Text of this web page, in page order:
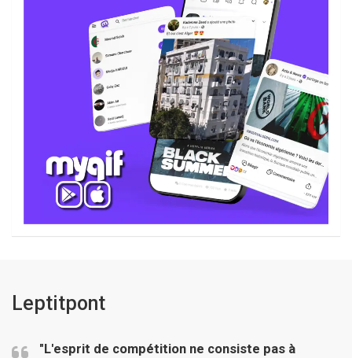
Leptitpont
"L'esprit de compétition ne consiste pas à